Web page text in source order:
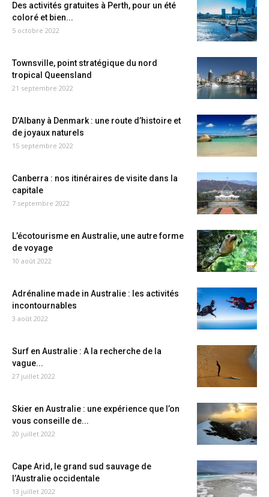
Des activités gratuites à Perth, pour un été
coloré et bien...
5 octobre 2022
Townsville, point stratégique du nord
tropical Queensland
21 septembre 2022
D’Albany à Denmark : une route d’histoire et
de joyaux naturels
15 septembre 2022
Canberra : nos itinéraires de visite dans la
capitale
7 septembre 2022
L’écotourisme en Australie, une autre forme
de voyage
10 août 2022
Adrénaline made in Australie : les activités
incontournables
3 août 2022
Surf en Australie : A la recherche de la
vague...
27 juillet 2022
Skier en Australie : une expérience que l’on
vous conseille de...
20 juillet 2022
Cape Arid, le grand sud sauvage de
l’Australie occidentale
13 juillet 2022